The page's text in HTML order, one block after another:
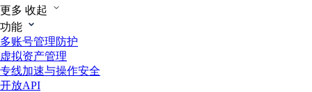
更多 收起
功能
多账号管理防护
虚拟资产管理
专线加速与操作安全
开放API